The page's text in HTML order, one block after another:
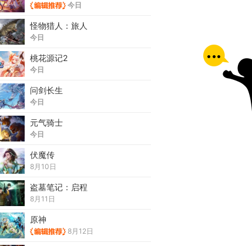
今日
怪物猎人：旅人
今日
桃花源记2
今日
问剑长生
今日
元气骑士
今日
伏魔传
8月10日
盗墓笔记：启程
8月11日
原神
8月12日